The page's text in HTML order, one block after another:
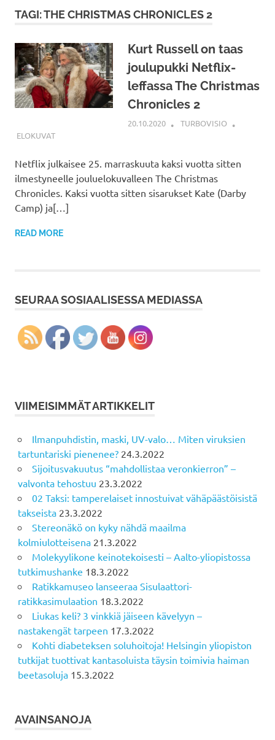
TAGI: THE CHRISTMAS CHRONICLES 2
Kurt Russell on taas
joulupukki Netflix-
leffassa The Christmas
Chronicles 2
20.10.2020
TURBOVISIO
ELOKUVAT
Netflix julkaisee 25. marraskuuta kaksi vuotta sitten
ilmestyneelle jouluelokuvalleen The Christmas
Chronicles. Kaksi vuotta sitten sisarukset Kate (Darby
Camp) ja[…]
READ MORE
SEURAA SOSIAALISESSA MEDIASSA
VIIMEISIMMÄT ARTIKKELIT
Ilmanpuhdistin, maski, UV-valo… Miten viruksien
tartuntariski pienenee? 24.3.2022
Sijoitusvakuutus “mahdollistaa veronkierron” –
valvonta tehostuu 23.3.2022
02 Taksi: tamperelaiset innostuivat vähäpäästöisistä
takseista 23.3.2022
Stereonäkö on kyky nähdä maailma
kolmiulotteisena 21.3.2022
Molekyylikone keinotekoisesti – Aalto-yliopistossa
tutkimushanke 18.3.2022
Ratikkamuseo lanseeraa Sisulaattori-
ratikkasimulaation 18.3.2022
Liukas keli? 3 vinkkiä jäiseen kävelyyn –
nastakengät tarpeen 17.3.2022
Kohti diabeteksen soluhoitoja! Helsingin yliopiston
tutkijat tuottivat kantasoluista täysin toimivia haiman
beetasoluja 15.3.2022
AVAINSANOJA